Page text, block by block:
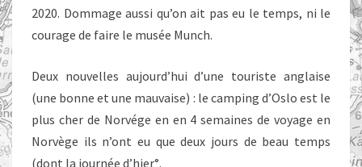
2020. Dommage aussi qu’on ait pas eu le temps, ni le
courage de faire le musée Munch.
Deux nouvelles aujourd’hui d’une touriste anglaise
(une bonne et une mauvaise) : le camping d’Oslo est le
plus cher de Norvége en en 4 semaines de voyage en
Norvège ils n’ont eu que deux jours de beau temps
(dont la journée d’hier°.